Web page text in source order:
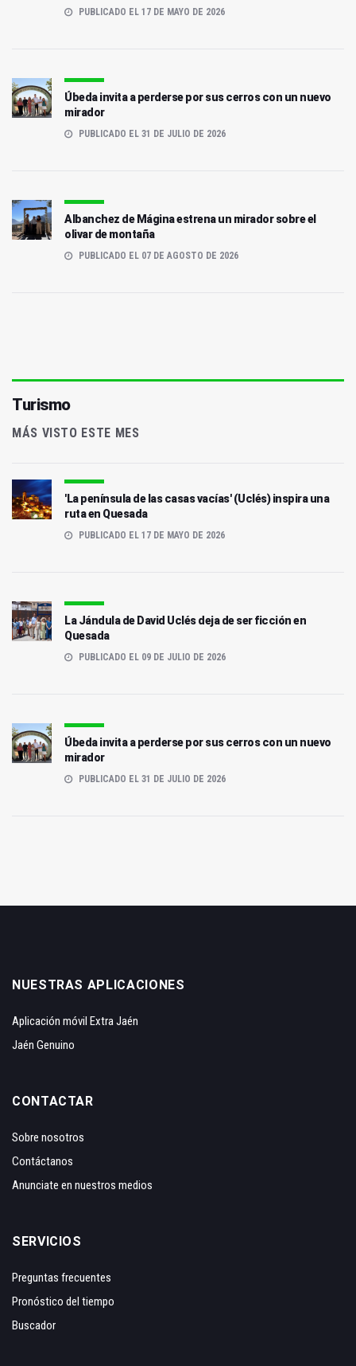
PUBLICADO EL 17 DE MAYO DE 2026
Úbeda invita a perderse por sus cerros con un nuevo
mirador
PUBLICADO EL 31 DE JULIO DE 2026
Albanchez de Mágina estrena un mirador sobre el
olivar de montaña
PUBLICADO EL 07 DE AGOSTO DE 2026
Turismo
MÁS VISTO ESTE MES
'La península de las casas vacías' (Uclés) inspira una
ruta en Quesada
PUBLICADO EL 17 DE MAYO DE 2026
La Jándula de David Uclés deja de ser ficción en
Quesada
PUBLICADO EL 09 DE JULIO DE 2026
Úbeda invita a perderse por sus cerros con un nuevo
mirador
PUBLICADO EL 31 DE JULIO DE 2026
NUESTRAS APLICACIONES
Aplicación móvil Extra Jaén
Jaén Genuino
CONTACTAR
Sobre nosotros
Contáctanos
Anunciate en nuestros medios
SERVICIOS
Preguntas frecuentes
Pronóstico del tiempo
Buscador